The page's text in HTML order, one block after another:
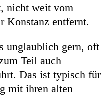
nicht weit vom
Konstanz entfernt.
unglaublich gern, oft
Teil auch
Das ist typisch für
mit ihren alten